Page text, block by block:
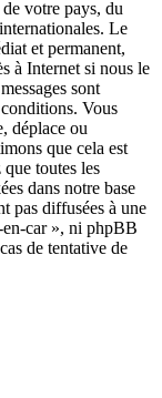
votre pays, du
Le
et permanent,
à Internet si nous le
sont
Vous
déplace ou
que cela est
toutes les
dans notre base
pas diffusées à une
en-car », ni phpBB
de tentative de